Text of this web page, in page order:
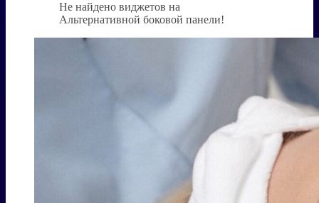
Не найдено виджетов на
Альтернативной боковой панели!